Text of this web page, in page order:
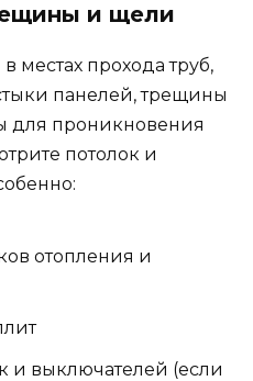
и щели
прохода труб,
панелей, трещины
для проникновения
потолок и
отопления и
и выключателей (если